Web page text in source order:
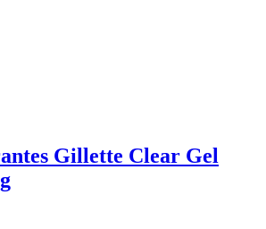
Gillette Clear Gel